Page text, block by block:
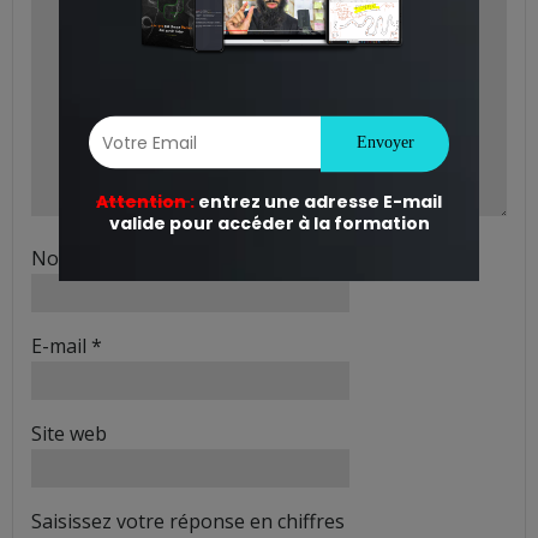
Nom
E-mail *
Site web
Saisissez votre réponse en chiffres